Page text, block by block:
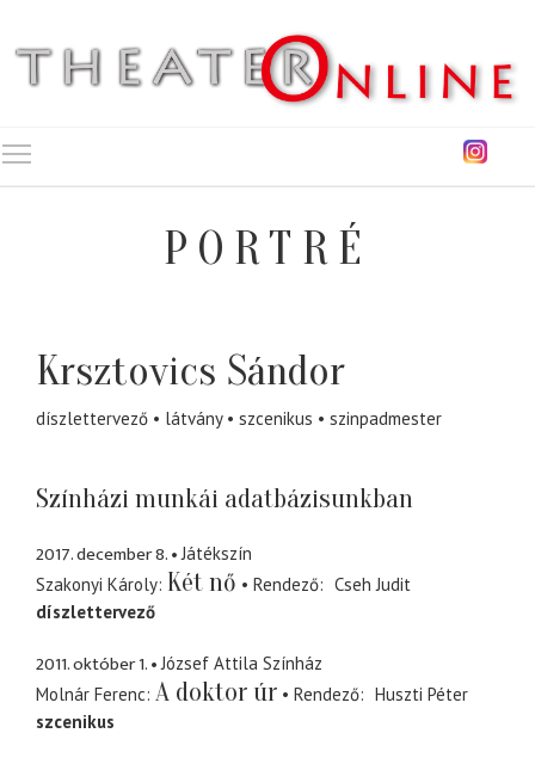
PORTRÉ
Krsztovics Sándor
díszlettervező látvány szcenikus szinpadmester
Színházi munkái adatbázisunkban
2017. december 8.
Játékszín
Szakonyi Károly Két nő Rendező
Cseh Judit
díszlettervező
2011. október 1.
József Attila Színház
Molnár Ferenc A doktor úr Rendező
Huszti Péter
szcenikus